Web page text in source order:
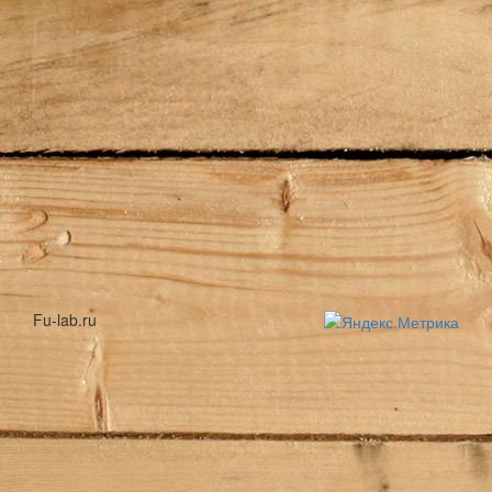
Fu-lab.ru